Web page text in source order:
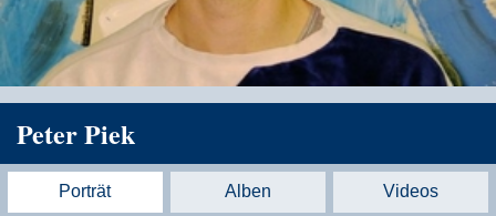
Peter Piek
Porträt Alben Videos